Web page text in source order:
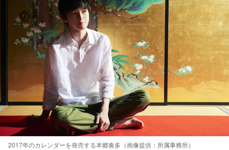
2017年のカレンダーを発売する本郷奏多（画像提供：所属事務所）